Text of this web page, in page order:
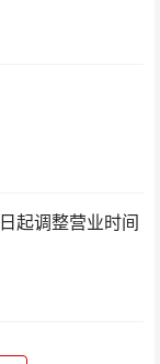
起调整营业时间